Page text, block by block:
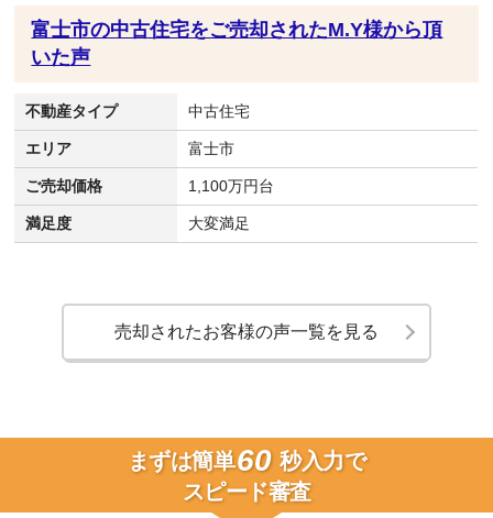
富士市の中古住宅をご売却されたM.Y様から頂
いた声
不動産タイプ 中古住宅
エリア 富士市
ご売却価格 1,100万円台
満足度 大変満足
売却されたお客様の声一覧を見る
まずは簡単60 秒入力で
スピード審査